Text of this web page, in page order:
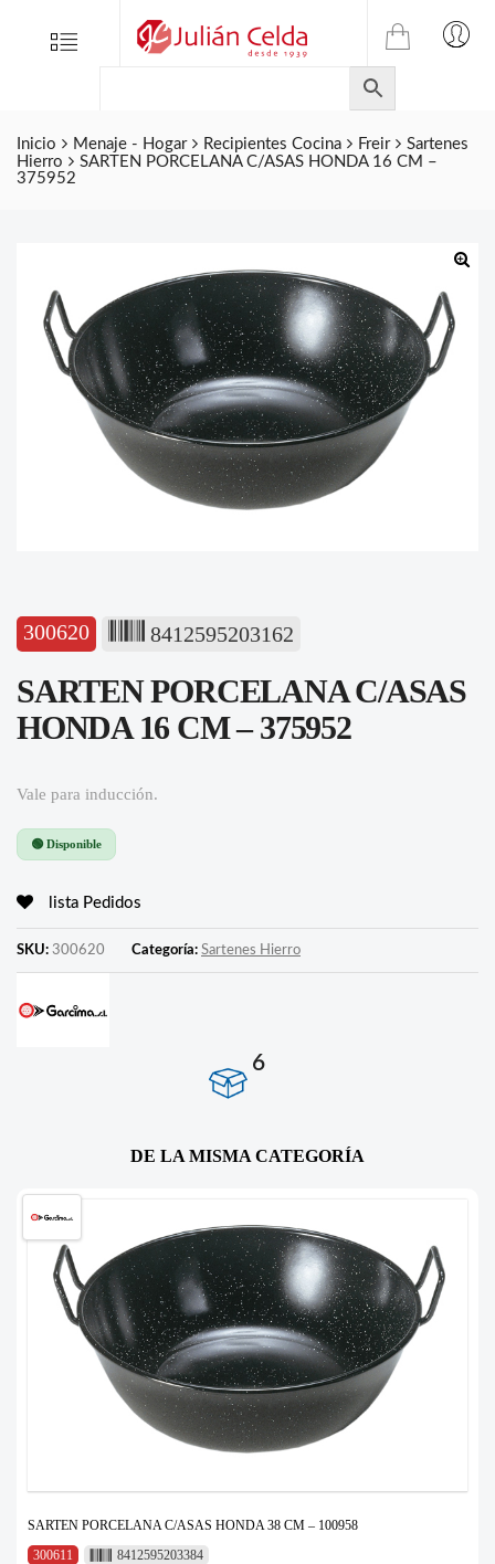
Menu
TIENDA
ONLINE
DE
JULIAN
CELDA
Inicio Menaje - Hogar Recipientes Cocina Freir
Sartenes
Hierro
SARTEN PORCELANA C/ASAS HONDA 16 CM –
375952
300620 8412595203162
SARTEN PORCELANA C/ASAS
HONDA 16 CM – 375952
Vale para inducción.
🟢 Disponible
lista Pedidos
SKU: 300620 Categoría: Sartenes Hierro
6
DE LA MISMA CATEGORÍA
SARTEN PORCELANA C/ASAS HONDA 38 CM – 100958
300611
8412595203384
Folletos
Contacto